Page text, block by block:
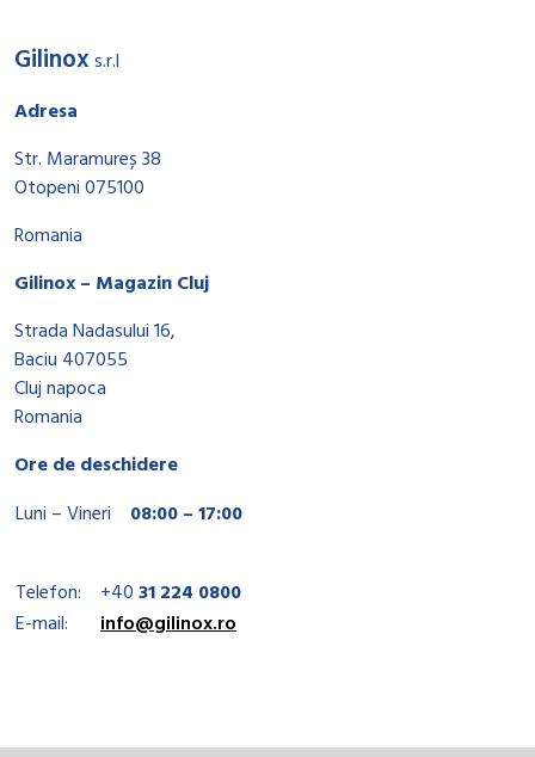
Gilinoxs.r.l
Adresa
Str. Maramureș 38
Otopeni 075100
Romania
Gilinox – Magazin Cluj
Strada Nadasului 16,
Baciu 407055
Cluj napoca
Romania
Ore de deschidere
Luni – Vineri
08:00 – 17:00
Telefon: +4031 224 0800
E-mail:
info@gilinox.ro